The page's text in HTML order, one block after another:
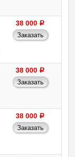
38 000 a
38 000 a
38 000 a